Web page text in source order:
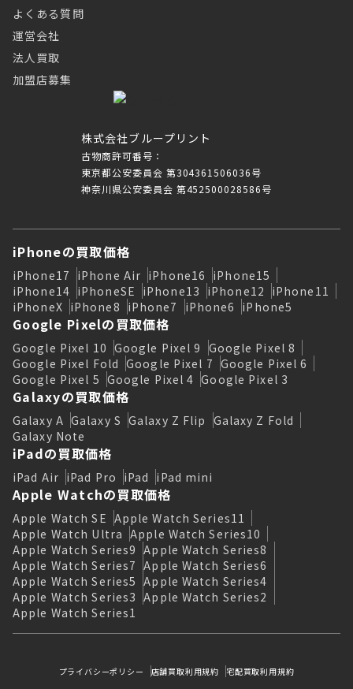
株式会社ブループリント
古物商許可番号：
東京都公安委員会 第304361506036号
神奈川県公安委員会 第452500028586号
よくある質問
運営会社
法人買取
加盟店募集
iPhoneの買取価格
iPhone17 iPhone Air iPhone16 iPhone15
iPhone14 iPhoneSE iPhone13 iPhone12 iPhone11
iPhoneX iPhone8 iPhone7 iPhone6 iPhone5
Google Pixelの買取価格
Google Pixel 10 Google Pixel 9 Google Pixel 8
Google Pixel Fold Google Pixel 7 Google Pixel 6
Google Pixel 5 Google Pixel 4 Google Pixel 3
Galaxyの買取価格
Galaxy A Galaxy S Galaxy Z Flip Galaxy Z Fold
Galaxy Note
iPadの買取価格
iPad Air iPad Pro iPad iPad mini
Apple Watchの買取価格
Apple Watch SE Apple Watch Series11
Apple Watch Ultra Apple Watch Series10
Apple Watch Series9 Apple Watch Series8
Apple Watch Series7 Apple Watch Series6
Apple Watch Series5 Apple Watch Series4
Apple Watch Series3 Apple Watch Series2
Apple Watch Series1
プライバシーポリシー 店舗買取利用規約 宅配買取利用規約